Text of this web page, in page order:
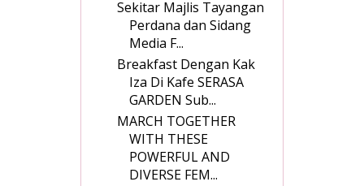
Sekitar Majlis Tayangan
Perdana dan Sidang
Media F...
Breakfast Dengan Kak
Iza Di Kafe SERASA
GARDEN Sub...
MARCH TOGETHER
WITH THESE
POWERFUL AND
DIVERSE FEM...